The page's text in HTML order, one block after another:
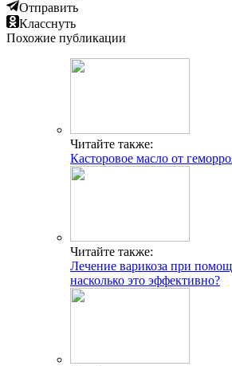
Отправить
Класснуть
Похожие публикации
Читайте также:
Касторовое масло от
Читайте также:
Лечение варикоза при
насколько это эффективно?